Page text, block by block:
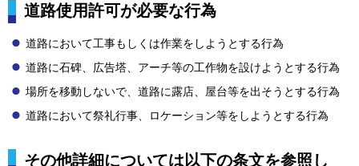
道路使用許可が必要な行為
道路において工事もしくは作業をしようとする行為
道路に石碑、広告塔、アーチ等の工作物を設けようとする行為
場所を移動しないで、道路に露店、屋台等を出そうとする行為
道路において祭礼行事、ロケーション等をしようとする行為
その他詳細については以下の条文を参照し